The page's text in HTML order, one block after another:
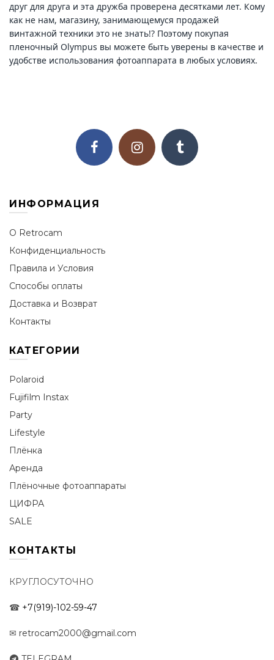
друг для друга и эта дружба проверена десятками лет. Кому
как не нам, магазину, занимающемуся продажей
винтажной техники это не знать!? Поэтому покупая
пленочный Olympus вы можете быть уверены в качестве и
удобстве использования фотоаппарата в любых условиях.
ИНФОРМАЦИЯ
О Retrocam
Конфиденциальность
Правила и Условия
Способы оплаты
Доставка и Возврат
Контакты
КАТЕГОРИИ
Polaroid
Fujifilm Instax
Party
Lifestyle
Плёнка
Аренда
Плёночные фотоаппараты
ЦИФРА
SALE
КОНТАКТЫ
КРУГЛОСУТОЧНО
☎ +7(919)-102-59-47
✉ retrocam2000@gmail.com